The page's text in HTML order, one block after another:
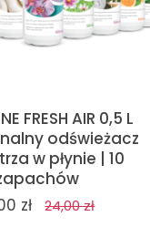
FRESH AIR 0,5 L
odświeżacz
w płynie | 10
zł
24,00 zł